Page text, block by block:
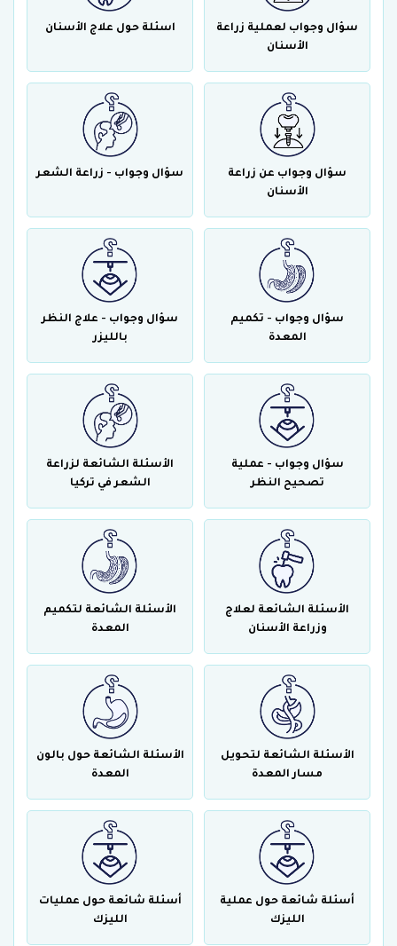
سؤال وجواب لعملية زراعة
الأسنان
اسئلة حول علاج الأسنان
سؤال وجواب عن زراعة
الأسنان
سؤال وجواب - زراعة الشعر
سؤال وجواب - تكميم
المعدة
سؤال وجواب - علاج النظر
بالليزر
سؤال وجواب - عملية
تصحيح النظر
الأسئلة الشائعة لزراعة
الشعر في تركيا
الأسئلة الشائعة لعلاج
وزراعة الأسنان
الأسئلة الشائعة لتكميم
المعدة
الأسئلة الشائعة لتحويل
مسار المعدة
الأسئلة الشائعة حول بالون
المعدة
أسئلة شائعة حول عملية
الليزك
أسئلة شائعة حول عمليات
الليزك